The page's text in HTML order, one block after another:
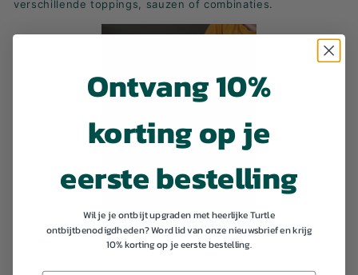
verschillende toppings, sauzen of combinaties.
Ontvang 10%
korting op je
eerste bestelling
Wil je je ontbijt upgraden met heerlijke Turtle
ontbijtbenodigdheden? Word lid van onze nieuwsbrief en krijg
10% korting op je eerste bestelling.